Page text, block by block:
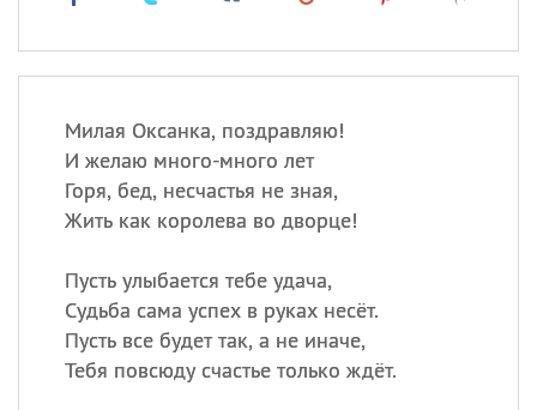
Милая Оксанка, поздравляю!
И желаю много-много лет
Горя, бед, несчастья не зная,
Жить как королева во дворце!
Пусть улыбается тебе удача,
Судьба сама успех в руках несёт.
Пусть все будет так, а не иначе,
Тебя повсюду счастье только ждёт.